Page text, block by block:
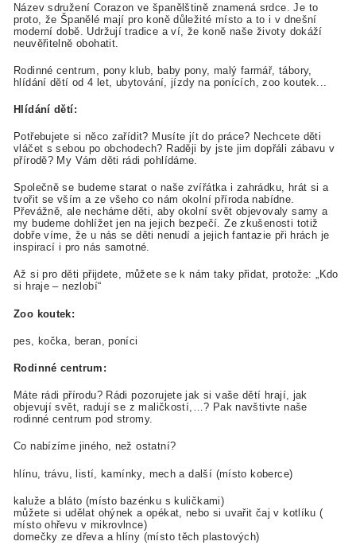
Název sdružení Corazon ve španělštině znamená srdce. Je to
proto, že Španělé mají pro koně důležité místo a to i v dnešní
moderní době. Udržují tradice a ví, že koně naše životy dokáží
neuvěřitelně obohatit.
Rodinné centrum, pony klub, baby pony, malý farmář, tábory,
hlídání dětí od 4 let, ubytování, jízdy na ponících, zoo koutek...
Hlídání dětí:
Potřebujete si něco zařídit? Musíte jít do práce? Nechcete děti
vláčet s sebou po obchodech? Raději by jste jim dopřáli zábavu v
přírodě? My Vám děti rádi pohlídáme.
Společně se budeme starat o naše zvířátka i zahrádku, hrát si a
tvořit se vším a ze všeho co nám okolní příroda nabídne.
Převážně, ale necháme děti, aby okolní svět objevovaly samy a
my budeme dohlížet jen na jejich bezpečí. Ze zkušenosti totiž
dobře víme, že u nás se děti nenudí a jejich fantazie při hrách je
inspirací i pro nás samotné.
Až si pro děti přijdete, můžete se k nám taky přidat, protože:„Kdo
si hraje – nezlobí“
Zoo koutek:
pes, kočka, beran, poníci
Rodinné centrum:
Máte rádi přírodu? Rádi pozorujete jak si vaše dětí hrají, jak
objevují svět, radují se z maličkostí,…? Pak navštivte naše
rodinné centrum pod stromy.
Co nabízíme jiného, než ostatní?
hlínu, trávu, listí, kamínky, mech a další (místo koberce)
kaluže a bláto (místo bazénku s kuličkami)
můžete si udělat ohýnek a opékat, nebo si uvařit čaj v kotlíku (
místo ohřevu v mikrovlnce)
domečky ze dřeva a hlíny (místo těch plastových)